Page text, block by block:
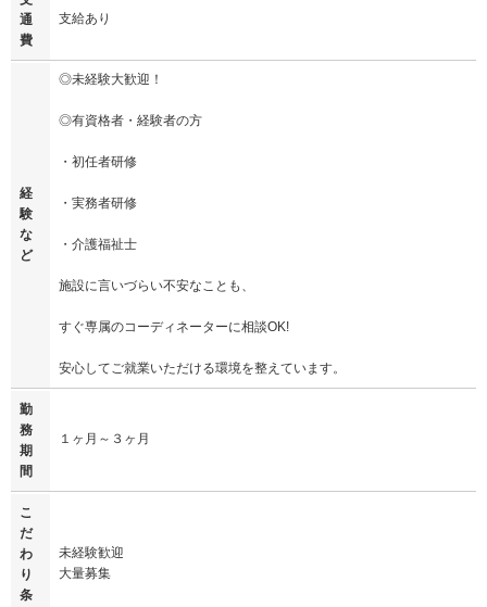
通
費
支給あり
経
験
な
ど
◎未経験大歓迎！
◎有資格者・経験者の方
・初任者研修
・実務者研修
・介護福祉士
施設に言いづらい不安なことも、
すぐ専属のコーディネーターに相談OK!
安心してご就業いただける環境を整えています。
勤
務
期
間
１ヶ月～３ヶ月
こ
だ
わ
り
条
未経験歓迎
大量募集